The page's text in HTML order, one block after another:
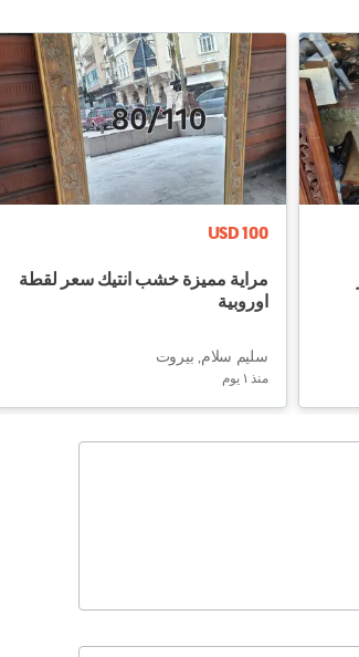
USD 100
مراية مميزة خشب انتيك سعر لقطة
اوروبية
سليم سلام, بيروت
منذ ١ يوم